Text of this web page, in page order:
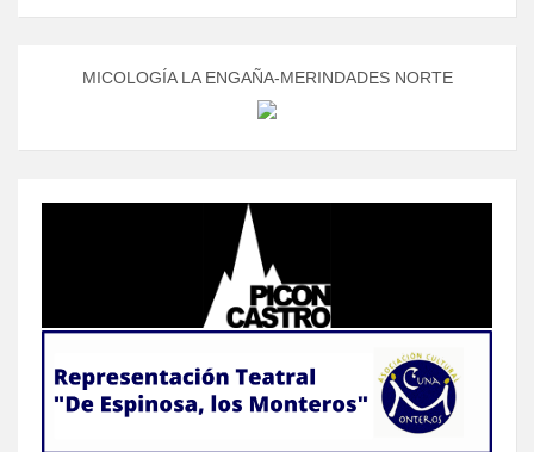
MICOLOGÍA LA ENGAÑA-MERINDADES NORTE